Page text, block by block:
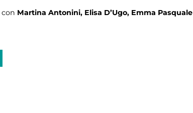
con Martina Antonini, Elisa D’Ugo, Emma Pasquale